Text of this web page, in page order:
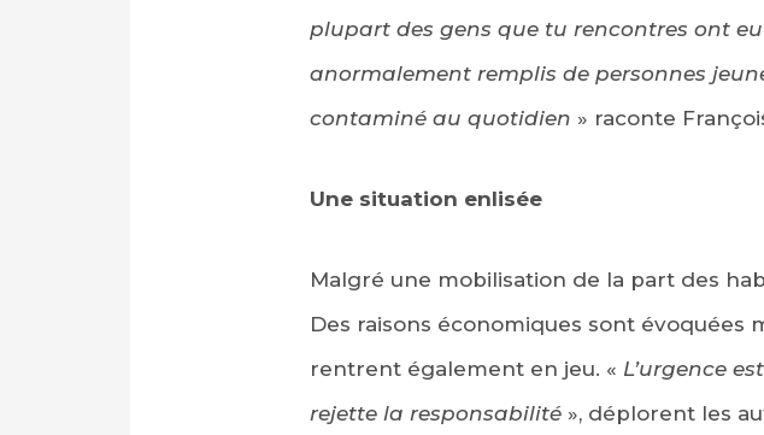
plupart des gens que tu rencontres ont
anormalement remplis de personnes
contaminé au quotidien » raconte
Une situation enlisée
Malgré une mobilisation de la part des
Des raisons économiques sont évoquées
rentrent également en jeu. « L’urgence
rejette la responsabilité», déplorent les